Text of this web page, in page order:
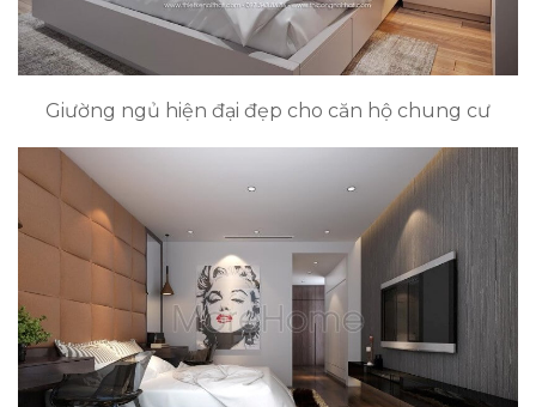
Giường ngủ hiện đại đẹp cho căn hộ chung cư